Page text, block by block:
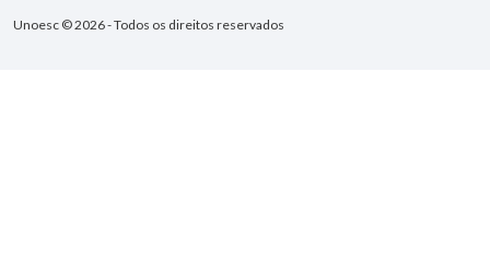
Unoesc © 2026 - Todos os direitos reservados